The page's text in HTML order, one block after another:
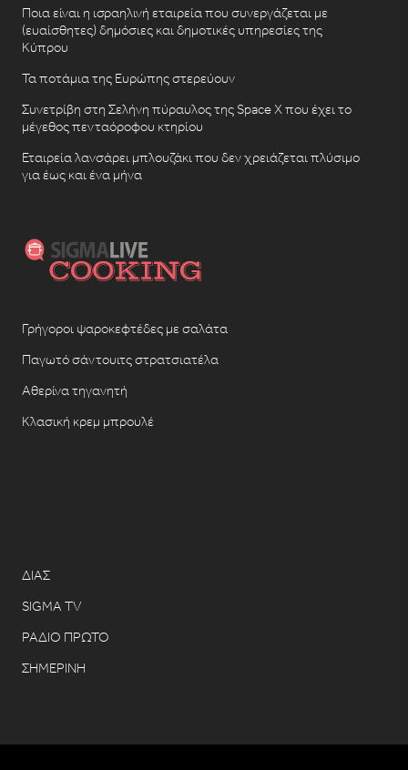
Ποια είναι η ισραηλινή εταιρεία που συνεργάζεται με
(ευαίσθητες) δημόσιες και δημοτικές υπηρεσίες της
Κύπρου
Τα ποτάμια της Ευρώπης στερεύουν
Συνετρίβη στη Σελήνη πύραυλος της Space X που έχει το
μέγεθος πενταόροφου κτηρίου
Εταιρεία λανσάρει μπλουζάκι που δεν χρειάζεται πλύσιμο
για έως και ένα μήνα
Γρήγοροι ψαροκεφτέδες με σαλάτα
Παγωτό σάντουιτς στρατσιατέλα
Αθερίνα τηγανητή
Κλασική κρεμ μπρουλέ
ΔΙΑΣ
SIGMA TV
ΡΑΔΙΟ ΠΡΩΤΟ
ΣΗΜΕΡΙΝΗ